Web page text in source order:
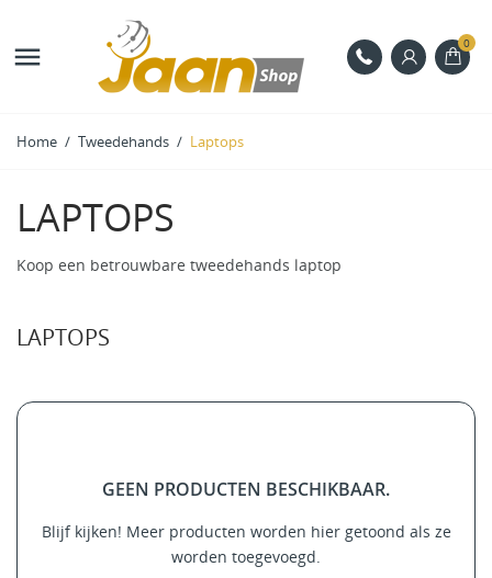
 0
Home Tweedehands Laptops
LAPTOPS
Koop een betrouwbare tweedehands laptop
LAPTOPS
GEEN PRODUCTEN BESCHIKBAAR.
Blijf kijken! Meer producten worden hier getoond als ze
worden toegevoegd.